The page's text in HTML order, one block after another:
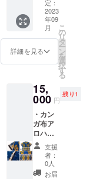
11cm。
Lのロゴ
は横
３.2cm
３.5cm
・素材
材＋金
色メッ
キ） プ
チアフ
リカ布
とLロゴ
の
チャー
ム、
ハート
を使用
しまし
た。 布
とプチ
ムはお
選びい
です
が、も
しご希
望があ
りまし
たら
チャー
ムのみ
でした
らご希
をお選
びいた
だけま
す！
（画像
は一例
屋のア
フリカ
ンド
〝L〟オ
リジナ
ル
チャー
ム （サ
イズ
布ブラ
ンド
〝L〟オ
リジナ
ル
チャー
長
11cm。
Lのロゴ
は横
３.2cm
×縦
３.5cm
・素材
は亜鉛
合金素
サイズ
＞ 肩幅
約39cm
身幅 約
100cm
胸囲
約
袖幅
約
34.5cm
着丈
約
57.5cm
袖丈
約21cm
・名古
屋のア
定：
2023
年09
月
詳細を見る
こ
の
リ
タ
ー
ン
を
選
択
す
る
15,
000 円
残り1
・カン
ガ布ア
ロハ
シャ
ツ M
サイズ
⑥ ★サ
支援
者：
0人
お届